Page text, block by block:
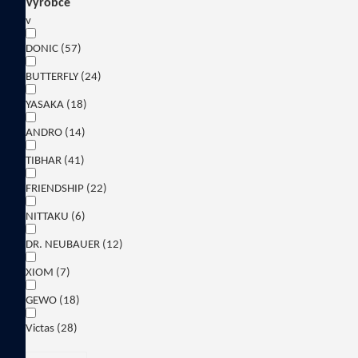
Výrobce
v
DONIC (57)
BUTTERFLY (24)
YASAKA (18)
ANDRO (14)
TIBHAR (41)
FRIENDSHIP (22)
NITTAKU (6)
DR. NEUBAUER (12)
XIOM (7)
GEWO (18)
Victas (28)